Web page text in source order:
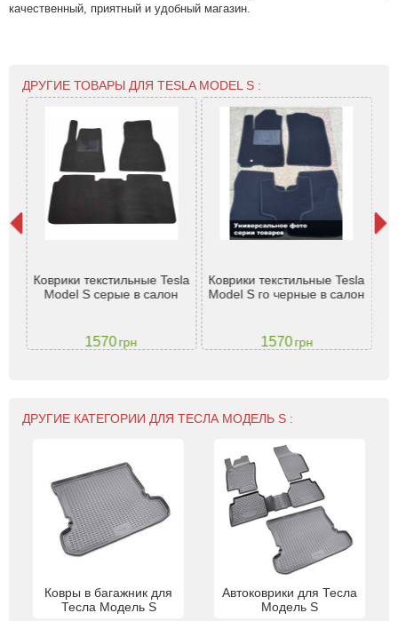
качественный, приятный и удобный магазин.
ДРУГИЕ ТОВАРЫ ДЛЯ TESLA MODEL S :
Коврики текстильные Tesla
Model S серые в салон
1570грн
Коврики текстильные Tesla
Model S го черные в салон
1570грн
ДРУГИЕ КАТЕГОРИИ ДЛЯ ТЕСЛА МОДЕЛЬ S :
Ковры в багажник для
Тесла Модель S
Автоковрики для Тесла
Модель S